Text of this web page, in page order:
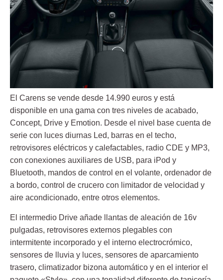
El Carens se vende desde 14.990 euros y está
disponible en una gama con tres niveles de acabado,
Concept, Drive y Emotion. Desde el nivel base cuenta de
serie con luces diurnas Led, barras en el techo,
retrovisores eléctricos y calefactables, radio CDE y MP3,
con conexiones auxiliares de USB, para iPod y
Bluetooth, mandos de control en el volante, ordenador de
a bordo, control de crucero con limitador de velocidad y
aire acondicionado, entre otros elementos.
El intermedio Drive añade llantas de aleación de 16v
pulgadas, retrovisores externos plegables con
intermitente incorporado y el interno electrocrómico,
sensores de lluvia y luces, sensores de aparcamiento
trasero, climatizador bizona automático y en el interior el